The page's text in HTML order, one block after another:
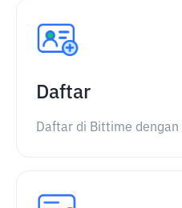
Daftar
Daftar di Bittime